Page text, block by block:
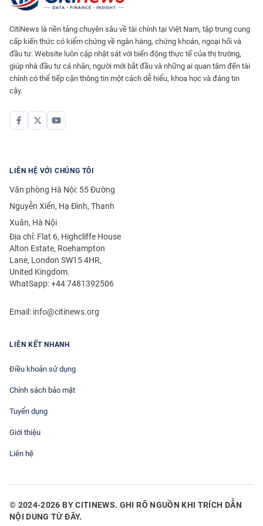
CitiNews là nền tảng chuyên sâu về tài chính tại Việt Nam, tập trung cung
cấp kiến thức có kiểm chứng về ngân hàng, chứng khoán, ngoại hối và
đầu tư. Website luôn cập nhật sát với biến động thực tế của thị trường,
giúp nhà đầu tư cá nhân, người mới bắt đầu và những ai quan tâm đến tài
chính có thể tiếp cận thông tin một cách dễ hiểu, khoa học và đáng tin
cậy.
LIÊN HỆ VỚI CHÚNG TÔI
Văn phòng Hà Nội: 55 Đường
Nguyễn Xiển, Hạ Đình, Thanh
Xuân, Hà Nội
Địa chỉ: Flat 6, Highcliffe House
Alton Estate, Roehampton
Lane, London SW15 4HR,
United Kingdom.
WhatSapp: +44 7481392506
Email: info@citinews.org
LIÊN KẾT NHANH
Điều khoản sử dụng
Chính sách bảo mật
Tuyển dụng
Giới thiệu
Liên hệ
© 2024-2026 BY CITINEWS. GHI RÕ NGUỒN KHI TRÍCH DẪN
NỘI DUNG TỪ ĐÂY.